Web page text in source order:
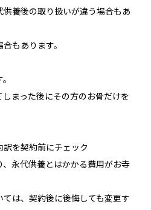
供養後の取り扱いが違う場合もあ
もあります。
まった後にその方のお骨だけを
を契約前にチェック
永代供養とはかかる費用がお寺
は、契約後に後悔しても変更す